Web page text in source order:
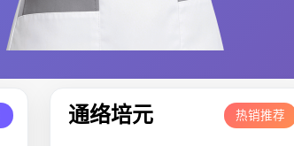
通络培元 热销推荐